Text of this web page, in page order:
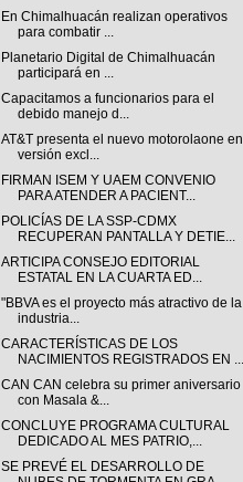
En Chimalhuacán realizan operativos
para combatir ...
Planetario Digital de Chimalhuacán
participará en ...
Capacitamos a funcionarios para el
debido manejo d...
AT&T presenta el nuevo motorolaone en
versión excl...
FIRMAN ISEM Y UAEM CONVENIO
PARA ATENDER A PACIENT...
POLICÍAS DE LA SSP-CDMX
RECUPERAN PANTALLA Y DETIE...
ARTICIPA CONSEJO EDITORIAL
ESTATAL EN LA CUARTA ED...
"BBVA es el proyecto más atractivo de la
industria...
CARACTERÍSTICAS DE LOS
NACIMIENTOS REGISTRADOS EN ...
CAN CAN celebra su primer aniversario
con Masala &...
CONCLUYE PROGRAMA CULTURAL
DEDICADO AL MES PATRIO,...
SE PREVÉ EL DESARROLLO DE